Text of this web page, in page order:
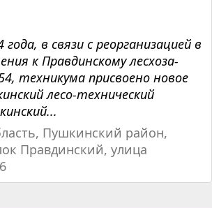
в связи с реорганизацией в
к Правдинскому лесхоза-
техникума присвоено новое
лесо-технический
Пушкинский район,
Правдинский, улица